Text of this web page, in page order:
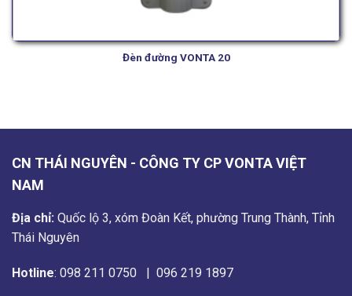
Đèn đường VONTA 20
CN THÁI NGUYÊN - CÔNG TY CP VONTA VIỆT
NAM
Địa chỉ: Quốc lộ 3, xóm Đoàn Kết, phường Trung Thành, Tỉnh
Thái Nguyên
Hotline: 098 211 0750 096 219 1897